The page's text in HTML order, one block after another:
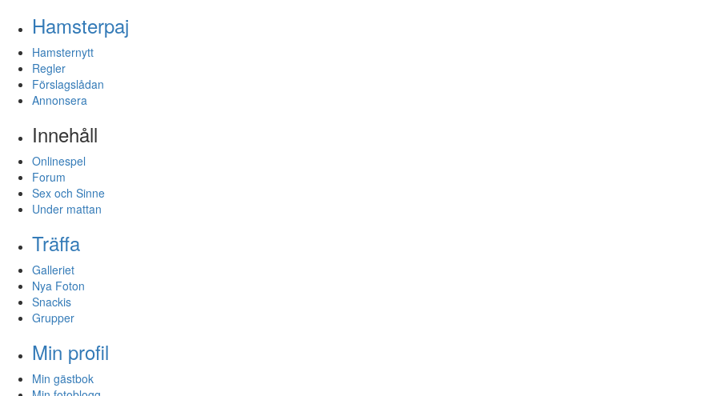
Hamsterpaj
Hamsternytt
Regler
Förslagslådan
Annonsera
Innehåll
Onlinespel
Forum
Sex och Sinne
Under mattan
Träffa
Galleriet
Nya Foton
Snackis
Grupper
Min profil
Min gästbok